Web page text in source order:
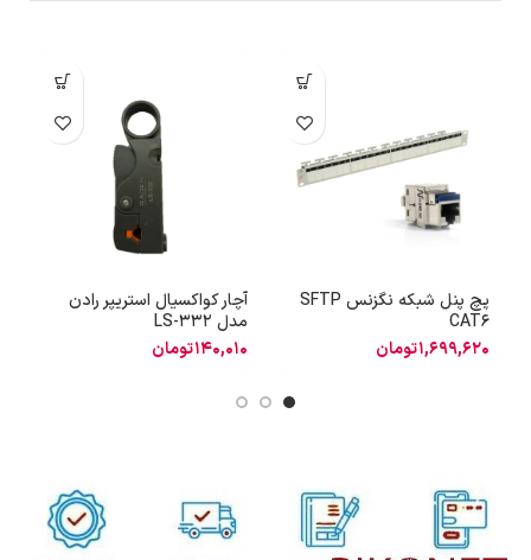
پچ پنل شبکه نگزنس SFTP
CAT6
1,699,620تومان
آچار کواکسیال استریپر رادن
مدل LS-332
140,010تومان